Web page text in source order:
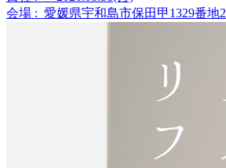
会場 : 愛媛県宇和島市保田甲1329番地2